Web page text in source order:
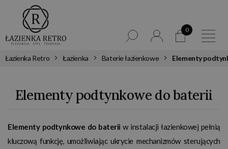
0
Łazienka Retro Łazienka Baterie łazienkowe Elementy
Elementy podtynkowe do baterii
Elementy podtynkowe do baterii w instalacji łazienkowej pełnią
kluczową funkcję, umożliwiając ukrycie mechanizmów sterujących